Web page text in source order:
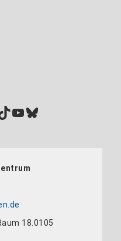
YouTube
Bluesky
18.0105